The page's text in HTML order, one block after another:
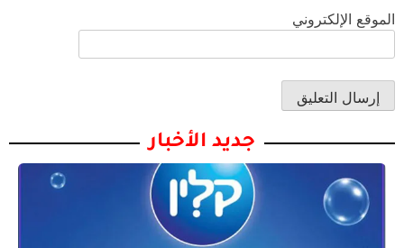
الموقع الإلكتروني
جديد الأخبار